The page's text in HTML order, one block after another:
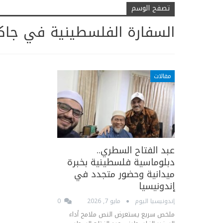
تصفح الوسم
السفارة الفلسطينية في
مقالات
عبد الفتاح السطري..
دبلوماسية فلسطينية بخبرة
ميدانية وحضور متجدد في
إندونيسيا
إندونيسيا اليوم مايو 7, 2026
ملخص سريع يستعرض النص ملامح أداء